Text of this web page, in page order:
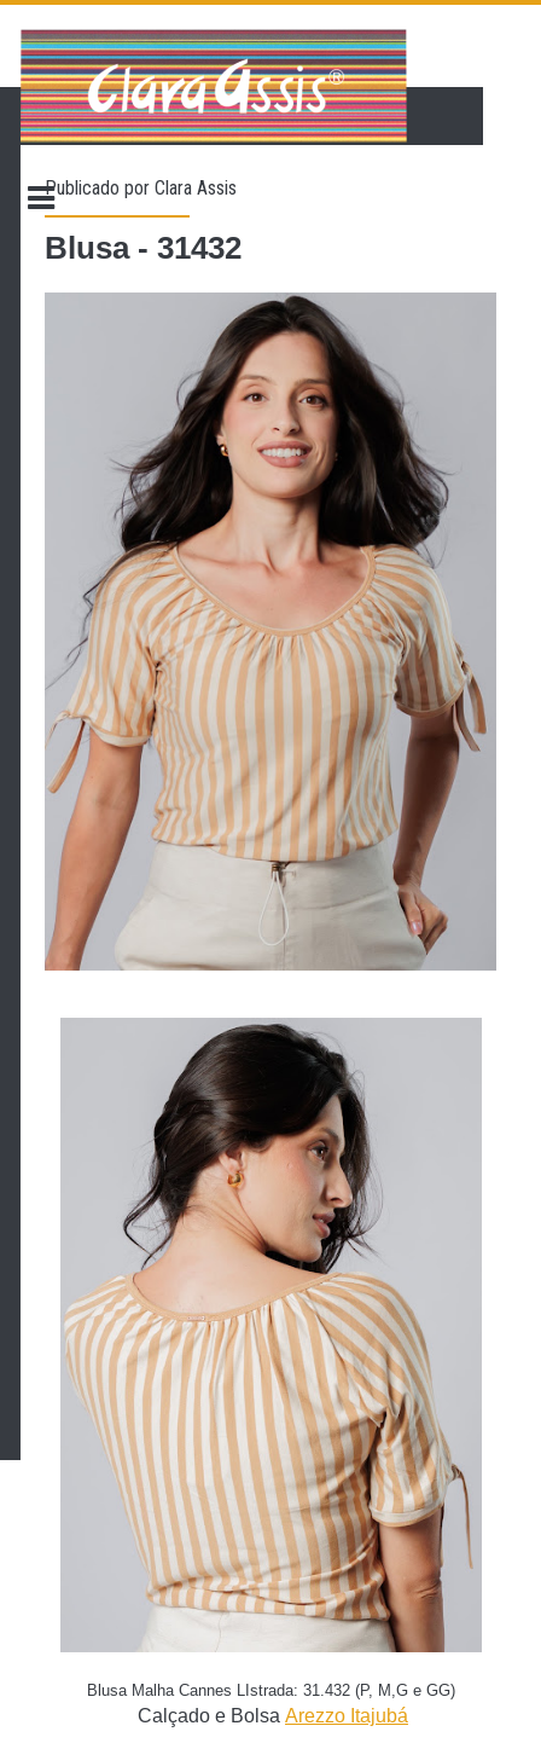
PÁGINA INICIAL
LOJA VIRTUAL
CONTATO
PROMOÇÃO
Publicado porClara Assis
Blusa - 31432
Blusa Malha Cannes LIstrada: 31.432(P, M,G e GG)
Calçado e Bolsa Arezzo Itajubá